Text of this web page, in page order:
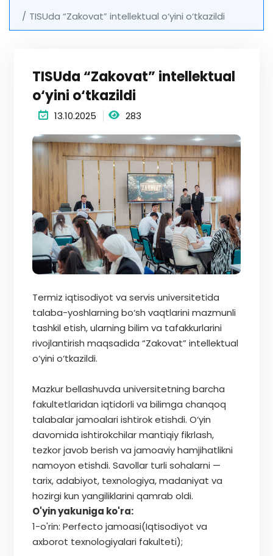
TISUda “Zakovat” intellektual o‘yini o‘tkazildi
TISUda “Zakovat” intellektual
o‘yini o‘tkazildi
13.10.2025 283
Termiz iqtisodiyot va servis universitetida
talaba-yoshlarning bo‘sh vaqtlarini mazmunli
tashkil etish, ularning bilim va tafakkurlarini
rivojlantirish maqsadida “Zakovat” intellektual
o‘yini o‘tkazildi.
Mazkur bellashuvda universitetning barcha
fakultetlaridan iqtidorli va bilimga chanqoq
talabalar jamoalari ishtirok etishdi. O‘yin
davomida ishtirokchilar mantiqiy fikrlash,
tezkor javob berish va jamoaviy hamjihatlikni
namoyon etishdi. Savollar turli sohalarni —
tarix, adabiyot, texnologiya, madaniyat va
hozirgi kun yangiliklarini qamrab oldi.
O'yin yakuniga ko'ra:
1-o'rin: Perfecto jamoasi(Iqtisodiyot va
axborot texnologiyalari fakulteti);